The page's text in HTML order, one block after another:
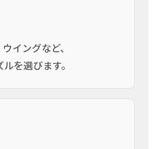
イングなど、
を選びます。